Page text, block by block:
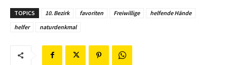
TOPICS 10. Bezirk favoriten Freiwillige
helfende Hände
helfer
naturdenkmal